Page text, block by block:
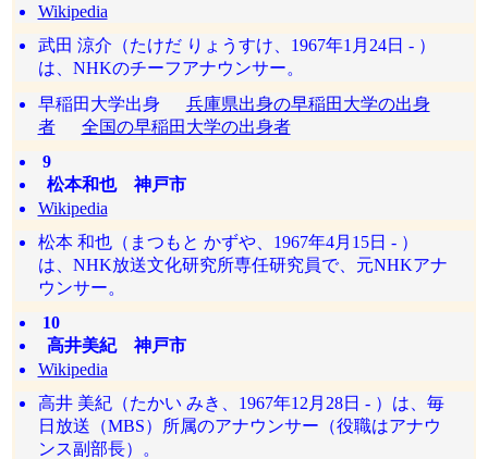
Wikipedia
武田 涼介（たけだ りょうすけ、1967年1月24日 - ）
は、NHKのチーフアナウンサー。
早稲田大学出身 兵庫県出身の早稲田大学の出身
者
全国の早稲田大学の出身者
9
松本和也 神戸市
Wikipedia
松本 和也（まつもと かずや、1967年4月15日 - ）
は、NHK放送文化研究所専任研究員で、元NHKアナ
ウンサー。
10
高井美紀 神戸市
Wikipedia
高井 美紀（たかい みき、1967年12月28日 - ）は、毎
日放送（MBS）所属のアナウンサー（役職はアナウ
ンス副部長）。